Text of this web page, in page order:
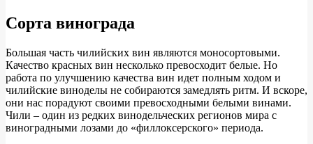
Сорта винограда
Большая часть чилийских вин являются моносортовыми.
Качество красных вин несколько превосходит белые. Но
работа по улучшению качества вин идет полным ходом и
чилийские виноделы не собираются замедлять ритм. И вскоре,
они нас порадуют своими превосходными белыми винами.
Чили – один из редких винодельческих регионов мира с
виноградными лозами до «филлоксерского» периода.